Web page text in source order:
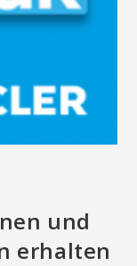
und
erhalten